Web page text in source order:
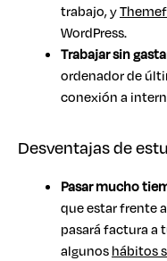
trabajo, y
WordPress.
Trabajar sin
ordenador de
conexión a
Desventajas de
Pasar mucho
que estar frente
pasará factura a
algunoshábitos